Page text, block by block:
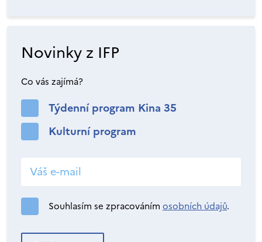
Novinky z IFP
Co vás zajímá?
Týdenní program Kina 35
Kulturní program
Souhlasím se zpracováním osobních údajů.